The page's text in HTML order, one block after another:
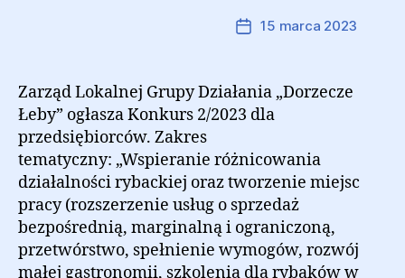
Data15 marca 2023
Zarząd Lokalnej Grupy Działania „Dorzecze
Łeby” ogłasza Konkurs 2/2023 dla
przedsiębiorców. Zakres
tematyczny: „Wspieranie różnicowania
działalności rybackiej oraz tworzenie miejsc
pracy (rozszerzenie usług o sprzedaż
bezpośrednią, marginalną i ograniczoną,
przetwórstwo, spełnienie wymogów, rozwój
małej gastronomii, szkolenia dla rybaków w